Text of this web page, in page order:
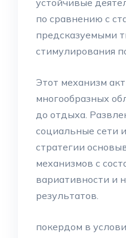
устойчивые
по сравнению с
предсказуемыми
стимулирования
Этот механизм
многообразных
до отдыха.
социальные сети
стратегии
механизмов с
вариативности и
результатов.
покердом в